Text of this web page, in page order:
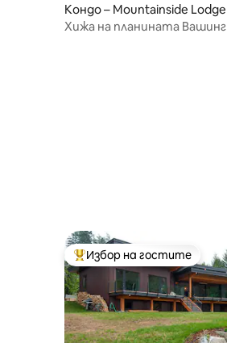
Кондо – Mountainside Lodge
Хижа на планината
Най-популярен избор на
Избор на гостите